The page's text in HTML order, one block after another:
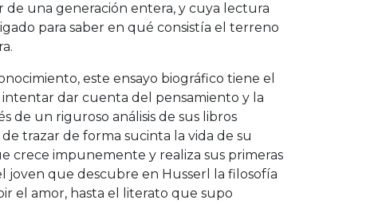
de una generación entera, y cuya lectura
para saber en qué consistía el terreno
este ensayo biográfico tiene el
dar cuenta del pensamiento y la
de un riguroso análisis de sus libros
trazar de forma sucinta la vida de su
crece impunemente y realiza sus primeras
joven que descubre en Husserl la filosofía
el amor, hasta el literato que supo